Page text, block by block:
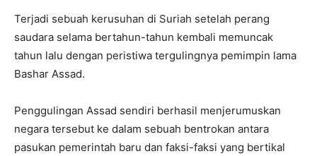
Terjadi sebuah kerusuhan di Suriah setelah perang
saudara selama bertahun-tahun kembali memuncak
tahun lalu dengan peristiwa tergulingnya pemimpin lama
Bashar Assad.
Penggulingan Assad sendiri berhasil menjerumuskan
negara tersebut ke dalam sebuah bentrokan antara
pasukan pemerintah baru dan faksi-faksi yang bertikal